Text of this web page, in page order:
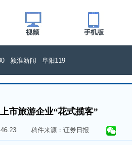
颍淮新闻 阜阳119
市旅游企业“花式揽客”
稿件来源：证券日报